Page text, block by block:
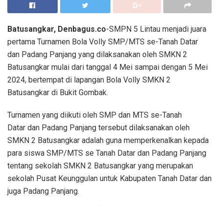
Batusangkar, Denbagus.co-SMPN 5 Lintau menjadi juara
pertama Turnamen Bola Volly SMP/MTS se-Tanah Datar
dan Padang Panjang yang dilaksanakan oleh SMKN 2
Batusangkar mulai dari tanggal 4 Mei sampai dengan 5 Mei
2024, bertempat di lapangan Bola Volly SMKN 2
Batusangkar di Bukit Gombak.
Turnamen yang diikuti oleh SMP dan MTS se-Tanah
Datar dan Padang Panjang tersebut dilaksanakan oleh
SMKN 2 Batusangkar adalah guna memperkenalkan kepada
para siswa SMP/MTS se Tanah Datar dan Padang Panjang
tentang sekolah SMKN 2 Batusangkar yang merupakan
sekolah Pusat Keunggulan untuk Kabupaten Tanah Datar dan
juga Padang Panjang.